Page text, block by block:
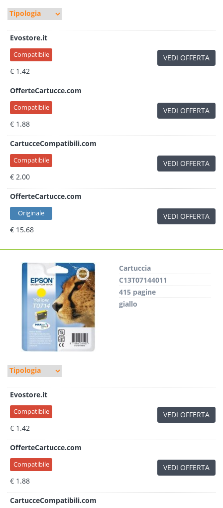
Evostore.it
Compatibile
€ 1.42
VEDI OFFERTA
OfferteCartucce.com
Compatibile
€ 1.88
VEDI OFFERTA
CartucceCompatibili.com
Compatibile
€ 2.00
VEDI OFFERTA
OfferteCartucce.com
Originale
€ 15.68
VEDI OFFERTA
Cartuccia
C13T07144011
415 pagine
giallo
Evostore.it
Compatibile
€ 1.42
VEDI OFFERTA
OfferteCartucce.com
Compatibile
€ 1.88
VEDI OFFERTA
CartucceCompatibili.com